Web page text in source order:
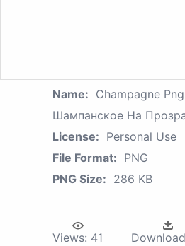
Name: Champagne
Шампанское На
License: Personal Use
File Format: PNG
PNG Size: 286 KB
Views: 41